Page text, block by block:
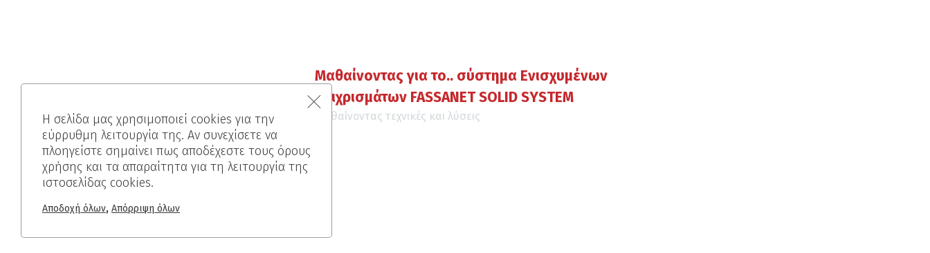
Μαθαίνοντας για το.. σύστημα Ενισχυμένων
Επιχρισμάτων FASSANET SOLID SYSTEM
Μαθαίνοντας τεχνικές και λύσεις
Η σελίδα μας χρησιμοποιεί cookies για την
εύρρυθμη λειτουργία της. Αν συνεχίσετε να
πλοηγείστε σημαίνει πως αποδέχεστε τους όρους
χρήσης και τα απαραίτητα για τη λειτουργία της
ιστοσελίδας cookies.
Αποδοχή όλων, Απόρριψη όλων